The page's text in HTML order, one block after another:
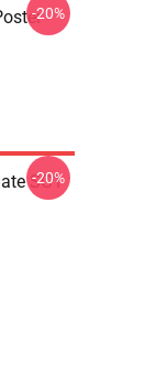
-20%
SG1
-20%